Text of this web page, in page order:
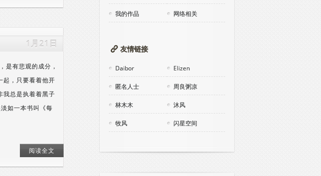
1月21日
是有悲观的成分，
起，只要看着他开
我总是执着着黑子
如一本书叫《每
阅读全文
我的作品 网络相关
友情链接
Daibor Elizen
匿名人士 周良粥凉
林木木 沐风
牧风 闪星空间